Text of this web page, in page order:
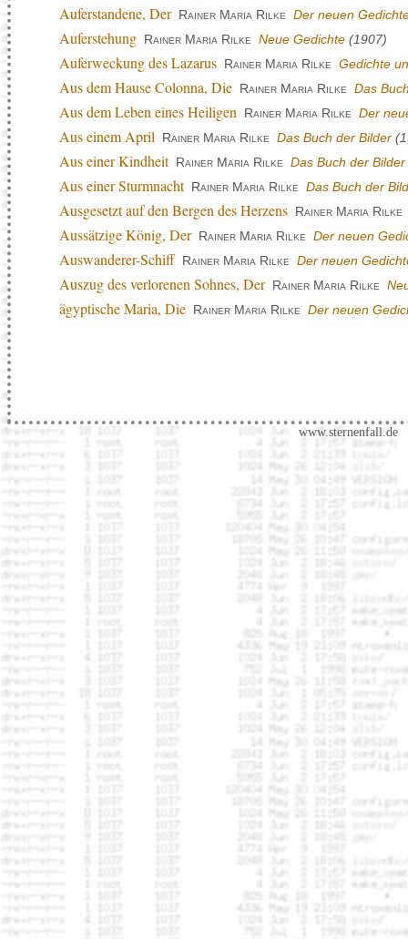
Auferstandene, Der Rainer Maria Rilke Der neuen
Auferstehung Rainer Maria Rilke Neue Gedichte (1907)
Auferweckung des Lazarus Rainer Maria Rilke Gedichte
Aus dem Hause Colonna, Die Rainer Maria Rilke Das
Aus dem Leben eines Heiligen Rainer Maria Rilke Der
Aus einem April Rainer Maria Rilke Das Buch der Bilder
Aus einer Kindheit Rainer Maria Rilke Das Buch der Bilder
Aus einer Sturmnacht Rainer Maria Rilke Das Buch der
Ausgesetzt auf den Bergen des Herzens Rainer Maria Rilke
Aussätzige König, Der Rainer Maria Rilke Der neuen
Auswanderer-Schiff Rainer Maria Rilke Der neuen
Auszug des verlorenen Sohnes, Der Rainer Maria Rilke
ägyptische Maria, Die Rainer Maria Rilke Der neuen
www.sternenfall.de